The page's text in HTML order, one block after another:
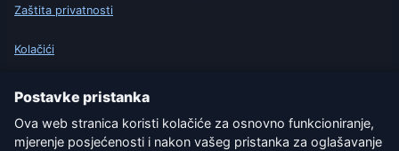
Zaštita privatnosti
Kolačići
Uvjeti korištenja
Isključenje odgovornosti
Postavke pristanka
Ova web stranica koristi kolačiće za osnovno funkcioniranje,
mjerenje posjećenosti i nakon vašeg pristanka za oglašavanje